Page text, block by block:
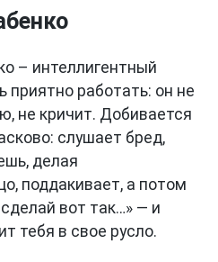
– интеллигентный
приятно работать: он не
не кричит. Добивается
слушает бред,
делая
поддакивает, а потом
вот так…» — и
тебя в свое русло.